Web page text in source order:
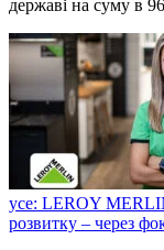
державі на суму в
усе: LEROY
розвитку – через